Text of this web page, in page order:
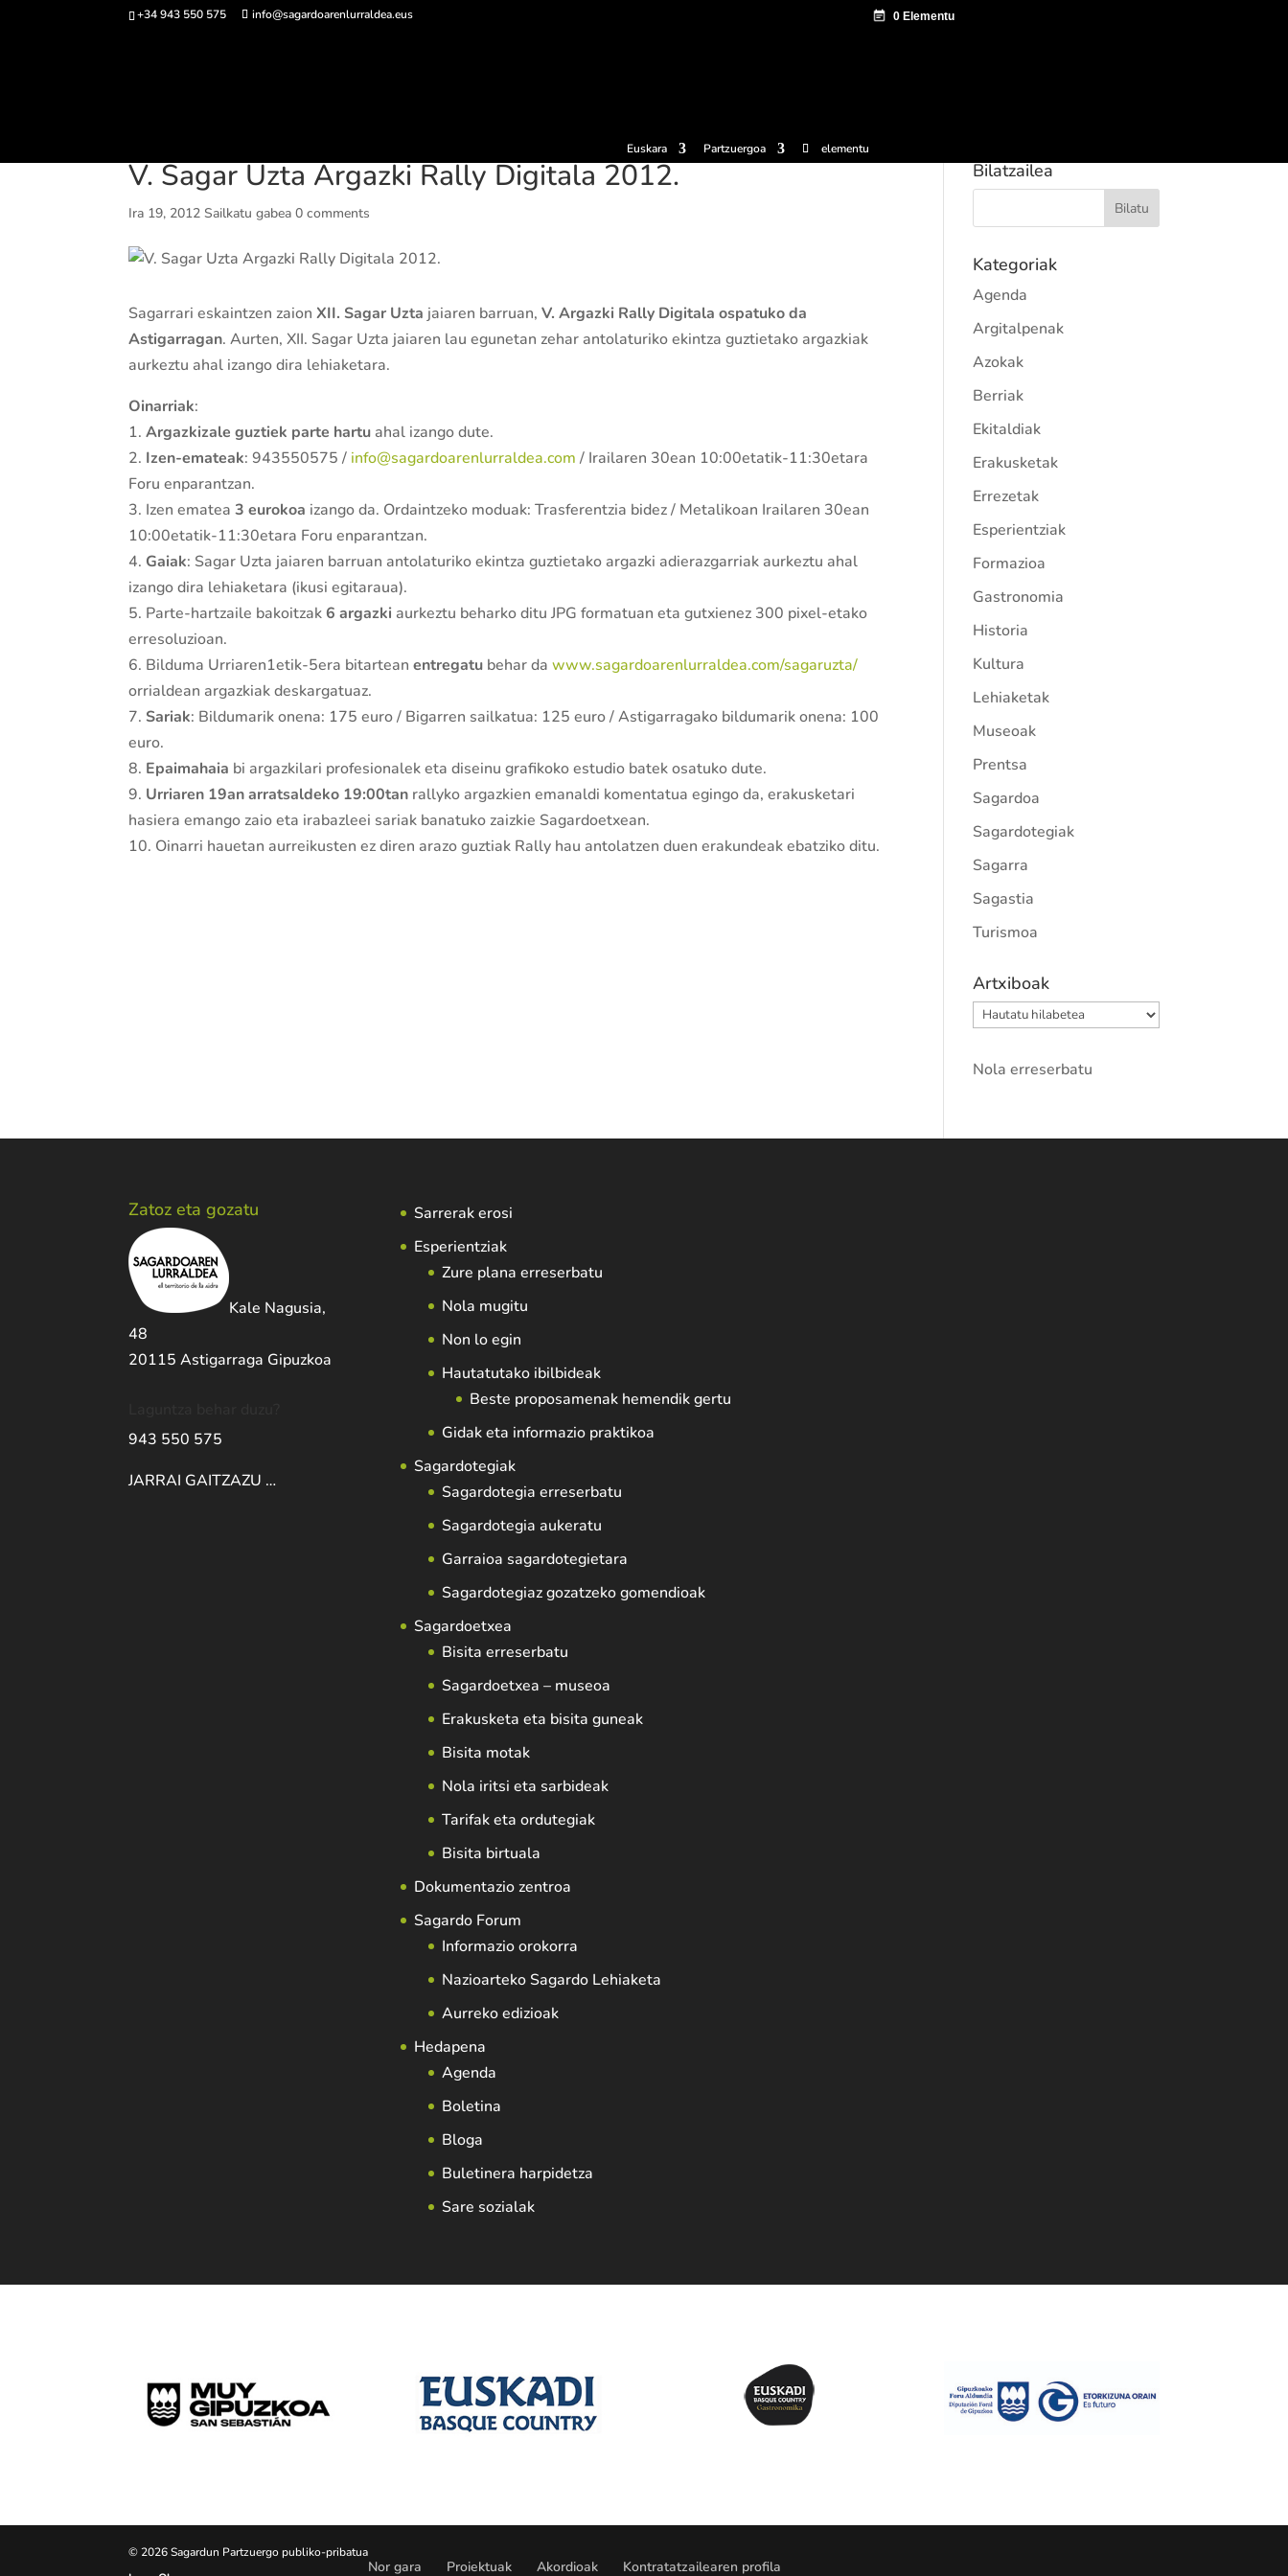
+34 943 550 575 info@sagardoarenlurraldea.eus
Euskara Partzuergoa elementu
V. Sagar Uzta Argazki Rally Digitala 2012.
Ira 19, 2012 Sailkatu gabea 0 comments
Sagarrari eskaintzen zaionXII. Sagar Uzta jaiaren barruan,V. Argazki Rally Digitala ospatuko da
Astigarragan. Aurten, XII. Sagar Uzta jaiaren lau egunetan zehar antolaturiko ekintza guztietako argazkiak
aurkeztu ahal izango dira lehiaketara.
Oinarriak:
1.Argazkizale guztiek parte hartu ahal izango dute.
2. Izen-emateak: 943550575 / info@sagardoarenlurraldea.com / Irailaren 30ean 10:00etatik-11:30etara
Foru enparantzan.
3. Izen ematea3 eurokoa izango da. Ordaintzeko moduak: Trasferentzia bidez / Metalikoan Irailaren 30ean
10:00etatik-11:30etara Foru enparantzan.
4. Gaiak: Sagar Uzta jaiaren barruan antolaturiko ekintza guztietako argazki adierazgarriak aurkeztu ahal
izango dira lehiaketara (ikusi egitaraua).
5. Parte-hartzaile bakoitzak6 argazki aurkeztu beharko ditu JPG formatuan eta gutxienez 300 pixel-etako
erresoluzioan.
6. Bilduma Urriaren1etik-5era bitarteanentregatu behar dawww.sagardoarenlurraldea.com/sagaruzta/
orrialdean argazkiak deskargatuaz.
7. Sariak: Bildumarik onena: 175 euro / Bigarren sailkatua: 125 euro / Astigarragako bildumarik onena: 100
euro.
8. Epaimahaia bi argazkilari profesionalek eta diseinu grafikoko estudio batek osatuko dute.
9. Urriaren 19an arratsaldeko 19:00tan rallyko argazkien emanaldi komentatua egingo da, erakusketari
hasiera emango zaio eta irabazleei sariak banatuko zaizkie Sagardoetxean.
10. Oinarri hauetan aurreikusten ez diren arazo guztiak Rally hau antolatzen duen erakundeak ebatziko ditu.
Bilatzailea
Kategoriak
Agenda
Argitalpenak
Azokak
Berriak
Ekitaldiak
Erakusketak
Errezetak
Esperientziak
Formazioa
Gastronomia
Historia
Kultura
Lehiaketak
Museoak
Prentsa
Sagardoa
Sagardotegiak
Sagarra
Sagastia
Turismoa
Artxiboak
Artxiboak
Nola erreserbatu
Zatoz eta gozatu
Kale Nagusia,
48
20115 Astigarraga Gipuzkoa
943 550 575
JARRAI GAITZAZU …
Sarrerak erosi
Esperientziak
Zure plana erreserbatu
Nola mugitu
Non lo egin
Hautatutako ibilbideak
Beste proposamenak hemendik gertu
Gidak eta informazio praktikoa
Sagardotegiak
Sagardotegia erreserbatu
Sagardotegia aukeratu
Garraioa sagardotegietara
Sagardotegiaz gozatzeko gomendioak
Sagardoetxea
Bisita erreserbatu
Sagardoetxea – museoa
Erakusketa eta bisita guneak
Bisita motak
Nola iritsi eta sarbideak
Tarifak eta ordutegiak
Bisita birtuala
Dokumentazio zentroa
Sagardo Forum
Informazio orokorra
Nazioarteko Sagardo Lehiaketa
Aurreko edizioak
Hedapena
Agenda
Boletina
Bloga
Buletinera harpidetza
Sare sozialak
© 2026 Sagardun Partzuergo publiko-pribatua
Nor gara Proiektuak Akordioak Kontratatzailearen profila